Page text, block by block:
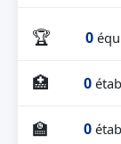
🏆 0
🏥 0
🏫 0